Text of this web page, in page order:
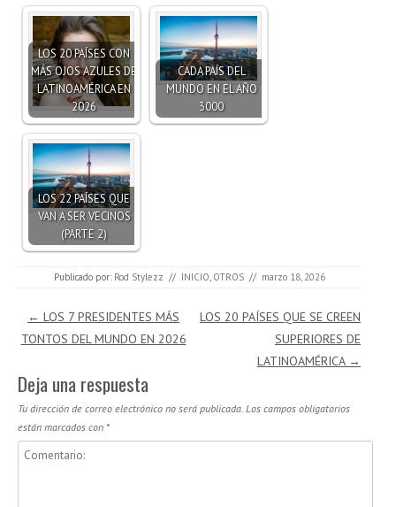
LOS 20 PAÍSES CON
MÁS OJOS AZULES DE
LATINOAMÉRICA EN
2026
CADA PAÍS DEL
MUNDO EN EL AÑO
3000
LOS 22 PAÍSES QUE
VAN A SER VECINOS
(PARTE 2)
Publicado por: Rod Stylezz // INICIO OTROS // marzo 18, 2026
Navegación de entradas
← LOS 7 PRESIDENTES MÁS
TONTOS DEL MUNDO EN 2026
LOS 20 PAÍSES QUE SE CREEN
SUPERIORES DE
LATINOAMÉRICA →
Deja una respuesta
Tu dirección de correo electrónico no será publicada. Los campos obligatorios
están marcados con *